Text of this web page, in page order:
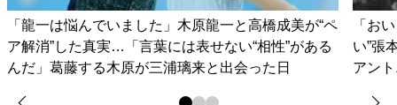
「龍一は悩んでいました」木原龍一と高橋成美が“ペ
ア解消”した真実…「言葉には表せない“相性”がある
んだ」葛藤する木原が三浦璃来と出会った日
「お
い”張
アン